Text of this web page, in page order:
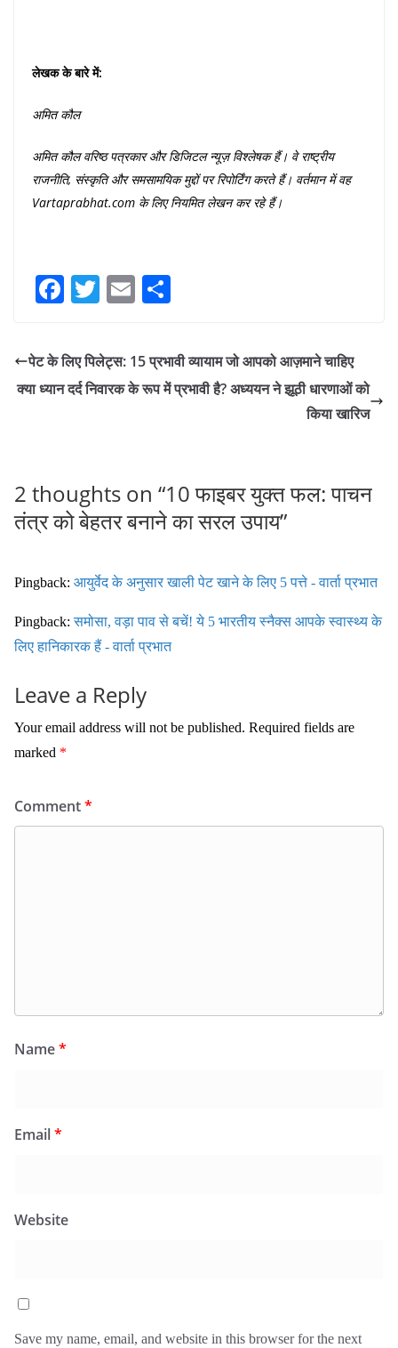
लेखक के बारे में:
अमित कौल
अमित कौल वरिष्ठ पत्रकार और डिजिटल न्यूज़ विश्लेषक हैं। वे राष्ट्रीय
राजनीति, संस्कृति और समसामयिक मुद्दों पर रिपोर्टिंग करते हैं। वर्तमान में वह
Vartaprabhat.com के लिए नियमित लेखन कर रहे हैं।
Fa
bo
ok
T
tte
r
E
re
पेट के लिए पिलेट्स: 15 प्रभावी व्यायाम जो आपको आज़माने चाहिए
क्या ध्यान दर्द निवारक के रूप में प्रभावी है? अध्ययन ने झूठी धारणाओं को
किया खारिज
2 thoughts on “10 फाइबर युक्त फल: पाचन
तंत्र को बेहतर बनाने का सरल उपाय”
Pingback: आयुर्वेद के अनुसार खाली पेट खाने के लिए 5 पत्ते - वार्ता प्रभात
Pingback:समोसा, वड़ा पाव से बचें! ये 5 भारतीय स्नैक्स आपके स्वास्थ्य के
लिए हानिकारक हैं - वार्ता प्रभात
Leave a Reply
Your email address will not be published. Required fields are
marked *
Comment*
Name*
Email*
Website
Save my name, email, and website in this browser for the next